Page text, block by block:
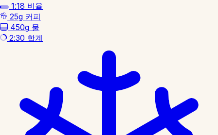
1:18 비율
25g 커피
450g 물
2:30 합계